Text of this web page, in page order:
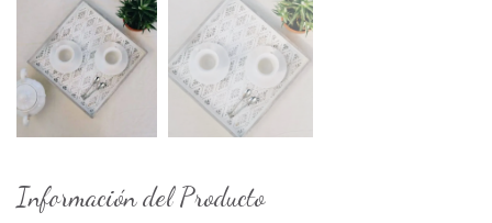
Información del Producto